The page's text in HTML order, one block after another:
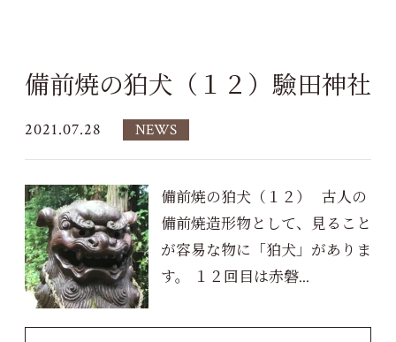
備前焼の狛犬（１２）驗田神社
2021.07.28 NEWS
備前焼の狛犬（１２） 古人の
備前焼造形物として、見ること
が容易な物に「狛犬」がありま
す。 １２回目は赤磐...